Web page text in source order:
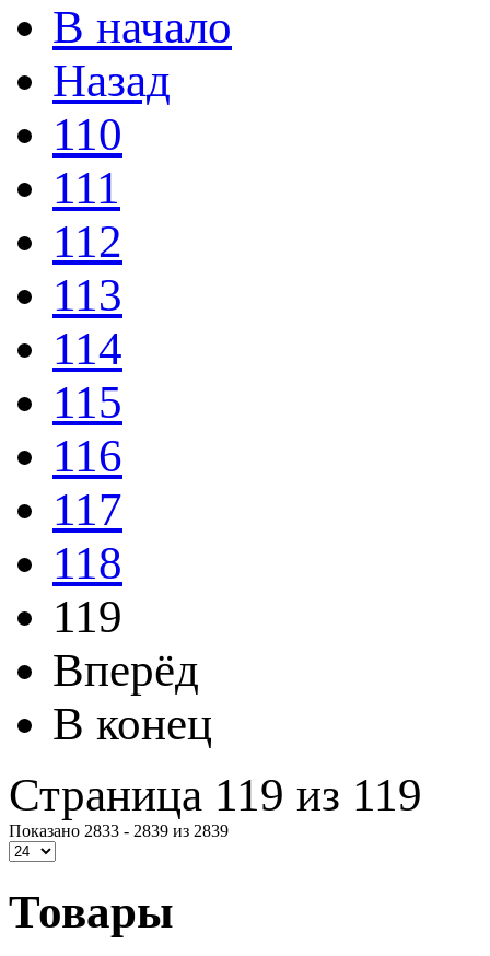
В начало
Назад
110
111
112
113
114
115
116
117
118
119
Вперёд
В конец
Страница 119 из 119
Показано 2833 - 2839 из 2839
Товары